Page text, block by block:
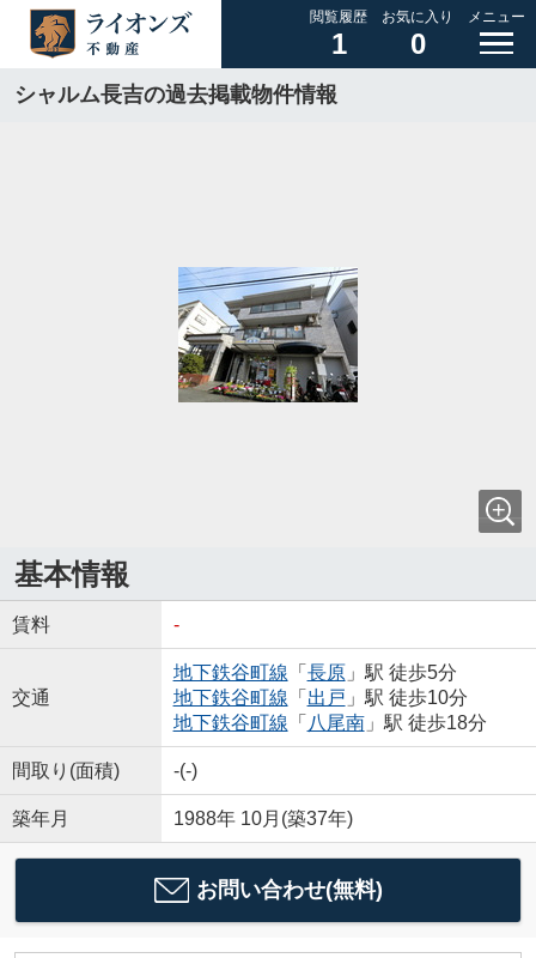
閲覧履歴
1
お気に入り
0
メニュー
シャルム長吉の過去掲載物件情報
基本情報
賃料 -
交通
地下鉄谷町線 「 長原」駅 徒歩5分
地下鉄谷町線 「 出戸 」駅 徒歩10分
地下鉄谷町線 「 八尾南」駅 徒歩18分
間取り(面積) -(-)
築年月 1988年 10月(築37年)
お問い合わせ(無料)